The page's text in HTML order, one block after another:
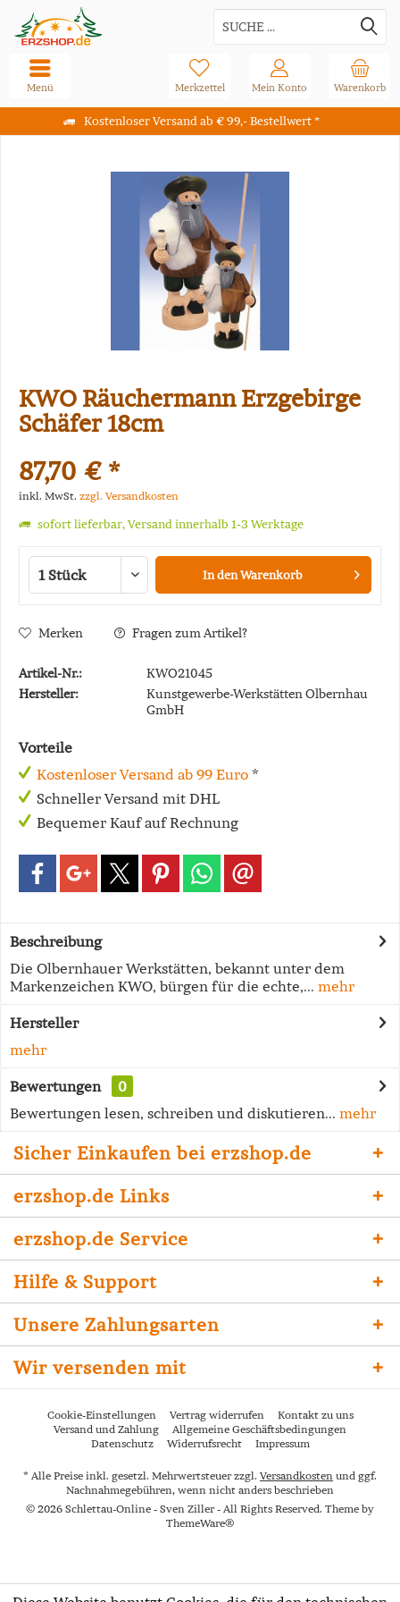
Kostenloser Versand ab € 99,- Bestellwert *
Warenkorb
Merkzettel Mein Konto
Menü
KWO Räuchermann Erzgebirge
Schäfer 18cm
87,70 € *
inkl. MwSt. zzgl. Versandkosten
sofort lieferbar, Versand innerhalb 1-3 Werktage
In denWarenkorb
Merken Fragen zum Artikel?
Artikel-Nr.:
KWO21045
Hersteller:
Kunstgewerbe-Werkstätten Olbernhau
GmbH
Vorteile
Kostenloser Versand ab 99 Euro *
Schneller Versand mit DHL
Bequemer Kauf auf Rechnung
Beschreibung
Die Olbernhauer Werkstätten, bekannt unter dem
Markenzeichen KWO, bürgen für die echte,... mehr
Hersteller
mehr
Bewertungen
0
Bewertungen lesen, schreiben und diskutieren... mehr
Sicher Einkaufen bei erzshop.de
erzshop.de Links
erzshop.de Service
Hilfe & Support
Unsere Zahlungsarten
Wir versenden mit
Cookie-Einstellungen Vertrag widerrufen
Kontakt zu uns
Versand und Zahlung
Allgemeine Geschäftsbedingungen
Datenschutz
Widerrufsrecht Impressum
* Alle Preise inkl. gesetzl. Mehrwertsteuer zzgl. Versandkosten und ggf.
Nachnahmegebühren, wenn nicht anders beschrieben
© 2026 Schlettau-Online - Sven Ziller - All Rights Reserved. Theme by
ThemeWare®